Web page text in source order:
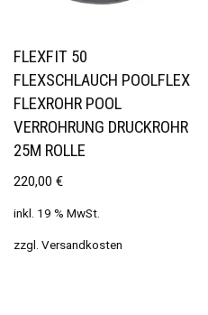
FLEXFIT 50
FLEXSCHLAUCH POOLFLEX
FLEXROHR POOL
VERROHRUNG DRUCKROHR
25M ROLLE
220,00 €
inkl. 19 % MwSt.
zzgl. Versandkosten